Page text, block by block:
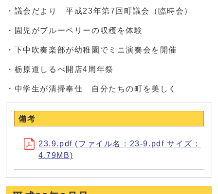
・議会だより 平成23年第7回町議会（臨時会）
・園児がブルーベリーの収穫を体験
・下中吹奏楽部が幼稚園でミニ演奏会を開催
・栃原道しるべ開店4周年祭
・中学生が清掃奉仕 自分たちの町を美しく
備考
23.9.pdf (ファイル名：23-9.pdf サイズ：
4.79MB)